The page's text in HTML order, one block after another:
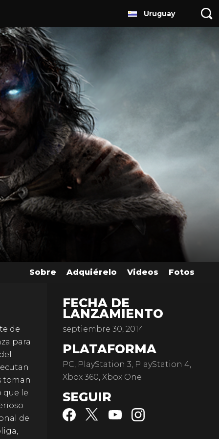
Uruguay
Sobre Adquiérelo Videos Fotos
de
para
toman
que le
de
FECHA DE
LANZAMIENTO
septiembre 30, 2014
PLATAFORMA
PC, PlayStation 3, PlayStation 4,
Xbox 360, Xbox One
SEGUIR